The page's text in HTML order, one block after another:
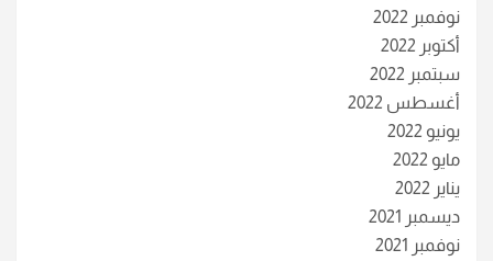
نوفمبر 2022
أكتوبر 2022
سبتمبر 2022
أغسطس 2022
يونيو 2022
مايو 2022
يناير 2022
ديسمبر 2021
نوفمبر 2021